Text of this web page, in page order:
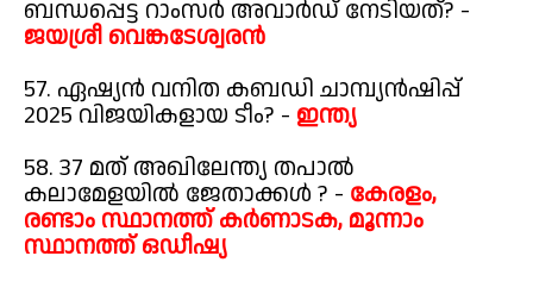
ബന്ധപ്പെട്ട റാംസർ അവാർഡ് നേടിയത്? -
ജയശ്രീ വെങ്കടേശ്വരൻ
57. ഏഷ്യൻ വനിത കബഡി ചാമ്പ്യൻഷിപ്പ്
2025 വിജയികളായ ടീം? - ഇന്ത്യ
58. 37 മത് അഖിലേന്ത്യ തപാൽ
കലാമേളയിൽ ജേതാക്കൾ ? - കേരളം,
രണ്ടാം സ്ഥാനത്ത് കർണാടക, മൂന്നാം
സ്ഥാനത്ത് ഒഡീഷ്യ